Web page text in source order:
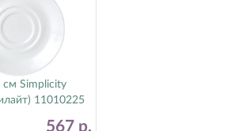
Simplicity
11010225
567 р.